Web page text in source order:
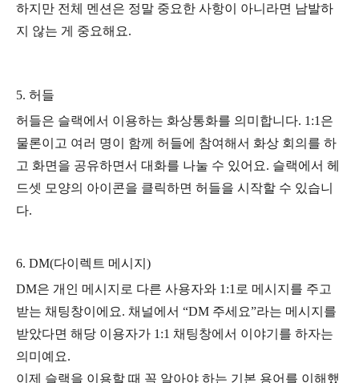
하지만 전체 멘션은 정말 중요한 사항이 아니라면 남발하
지 않는 게 중요해요.
5. 허들
허들은 슬랙에서 이용하는 화상통화를 의미합니다. 1:1은
물론이고 여러 명이 함께 허들에 참여해서 화상 회의를 하
고 화면을 공유하면서 대화를 나눌 수 있어요. 슬랙에서 헤
드셋 모양의 아이콘을 클릭하면 허들을 시작할 수 있습니
다.
6. DM(다이렉트 메시지)
DM은 개인 메시지로 다른 사용자와 1:1로 메시지를 주고
받는 채팅창이에요. 채널에서 “DM 주세요”라는 메시지를
받았다면 해당 이용자가 1:1 채팅창에서 이야기를 하자는
의미예요.
이제 슬랙을 이용할 때 꼭 알아야 하는 기본 용어를 이해했